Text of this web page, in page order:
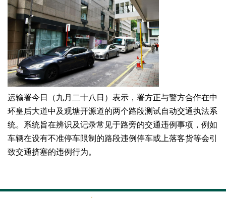
运输署今日（九月二十八日）表示，署方正与警方合作在中
环皇后大道中及观塘开源道的两个路段测试自动交通执法系
统。系统旨在辨识及记录常见于路旁的交通违例事项，例如
车辆在设有不准停车限制的路段违例停车或上落客货等会引
致交通挤塞的违例行为。